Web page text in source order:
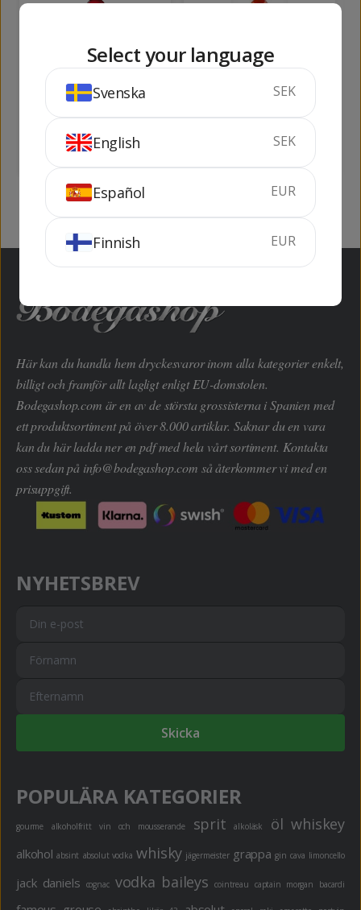
Fortius Rosé
75 cl 13.5%
Castillo de Javier
Rosé
75 cl 13.5%
Här kan du handla hem dryckesvaror inom alla kategorier enkelt,
billigt och framför allt lagligt enligt EU-domstolen.
Bodegashop.com är en av de största grossisterna i Spanien med
ett produktsortiment på över 8.000 artiklar. Saknar du en vara
kan du här ladda ner en pdf med hela vårt sortiment. Kontakta
oss sedan på info@bodegashop.com så återkommer vi med en
prisuppgift.
NYHETSBREV
Skicka
POPULÄRA KATEGORIER
gourme alkoholfritt vin och mousserande sprit alkoläsk öl whiskey
alkohol absint absolut vodka whisky jägermeister grappa gin cava limoncello
jack daniels cognac vodka baileys cointreau captain morgan bacardi
Select your language
Svenska SEK
English SEK
Español EUR
Finnish EUR